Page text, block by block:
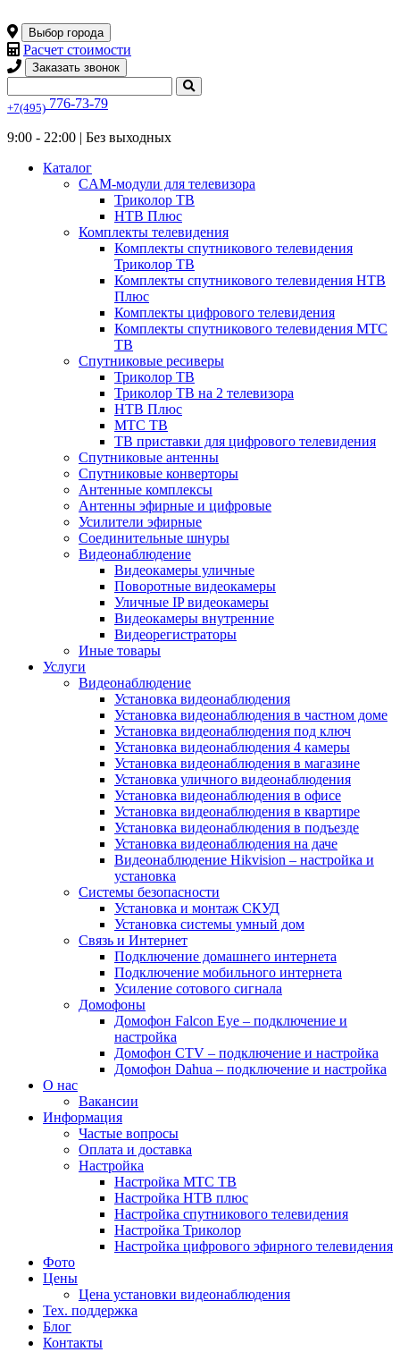
Выбор города
Расчет стоимости
Заказать звонок
+7(495) 776-73-79
9:00 - 22:00 | Без выходных
Каталог
CAM-модули для телевизора
Триколор ТВ
НТВ Плюс
Комплекты телевидения
Комплекты спутникового телевидения
Триколор ТВ
Комплекты спутникового телевидения НТВ
Плюс
Комплекты цифрового телевидения
Комплекты спутникового телевидения МТС
ТВ
Спутниковые ресиверы
Триколор ТВ
Триколор ТВ на 2 телевизора
НТВ Плюс
МТС ТВ
ТВ приставки для цифрового телевидения
Спутниковые антенны
Спутниковые конверторы
Антенные комплексы
Антенны эфирные и цифровые
Усилители эфирные
Соединительные шнуры
Видеонаблюдение
Видеокамеры уличные
Поворотные видеокамеры
Уличные IP видеокамеры
Видеокамеры внутренние
Видеорегистраторы
Иные товары
Услуги
Видеонаблюдение
Установка видеонаблюдения
Установка видеонаблюдения в частном доме
Установка видеонаблюдения под ключ
Установка видеонаблюдения 4 камеры
Установка видеонаблюдения в магазине
Установка уличного видеонаблюдения
Установка видеонаблюдения в офисе
Установка видеонаблюдения в квартире
Установка видеонаблюдения в подъезде
Установка видеонаблюдения на даче
Видеонаблюдение Hikvision – настройка и
установка
Системы безопасности
Установка и монтаж СКУД
Установка системы умный дом
Связь и Интернет
Подключение домашнего интернета
Подключение мобильного интернета
Усиление сотового сигнала
Домофоны
Домофон Falcon Eye – подключение и
настройка
Домофон CTV – подключение и настройка
Домофон Dahua – подключение и настройка
О нас
Вакансии
Информация
Частые вопросы
Оплата и доставка
Настройка
Настройка МТС ТВ
Настройка НТВ плюс
Настройка спутникового телевидения
Настройка Триколор
Настройка цифрового эфирного телевидения
Фото
Цены
Цена установки видеонаблюдения
Тех. поддержка
Блог
Контакты